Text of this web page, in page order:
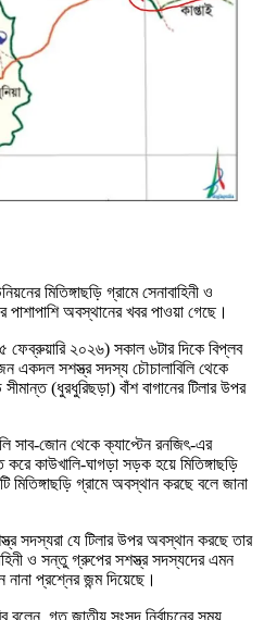
মিতিঙ্গাছড়ি গ্রামে সেনাবাহিনী ও
অবস্থানের খবর পাওয়া গেছে।
ফেব্রুয়ারি ২০২৬) সকাল ৬টার দিকে বিপ্লব
একদল সশস্ত্র সদস্য চৌচালাবিলি থেকে
সীমান্ত (ধুরধুরিছড়া) বাঁশ বাগানের টিলার উপর
সাব-জোন থেকে ক্যাপ্টেন রনজিৎ-এর
কাউখালি-ঘাগড়া সড়ক হয়ে মিতিঙ্গাছড়ি
মিতিঙ্গাছড়ি গ্রামে অবস্থান করছে বলে জানা
সদস্যরা যে টিলার উপর অবস্থান করছে তার
ও সন্তু গ্রুপের সশস্ত্র সদস্যদের এমন
প্রশ্নের জন্ম দিয়েছে।
গত জাতীয় সংসদ নির্বাচনের সময়